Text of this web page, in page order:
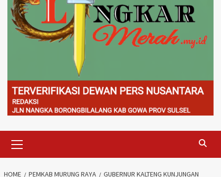
Menu
HOME PEMKAB MURUNG RAYA
GUBERNUR KALTENG KUNJUNGAN